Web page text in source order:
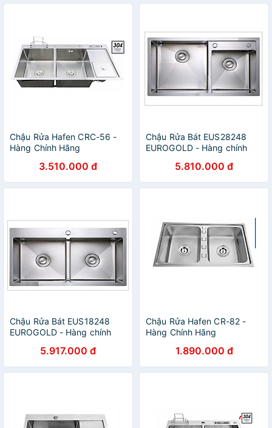
Chậu Rửa Hafen CRC-56 -
Hàng Chính Hãng
3.510.000 đ
Chậu Rửa Bát EUS28248
EUROGOLD - Hàng chính
5.810.000 đ
Chậu Rửa Bát EUS18248
EUROGOLD - Hàng chính
5.917.000 đ
Chậu Rửa Hafen CR-82 -
Hàng Chính Hãng
1.890.000 đ